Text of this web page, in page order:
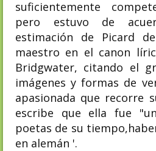
suficientemente
pero estuvo de
estimación de Picard
maestro en el canon
Bridgwater, citando el
imágenes y formas de
apasionada que recorre
escribe que ella fue
poetas de su
en alemán '.